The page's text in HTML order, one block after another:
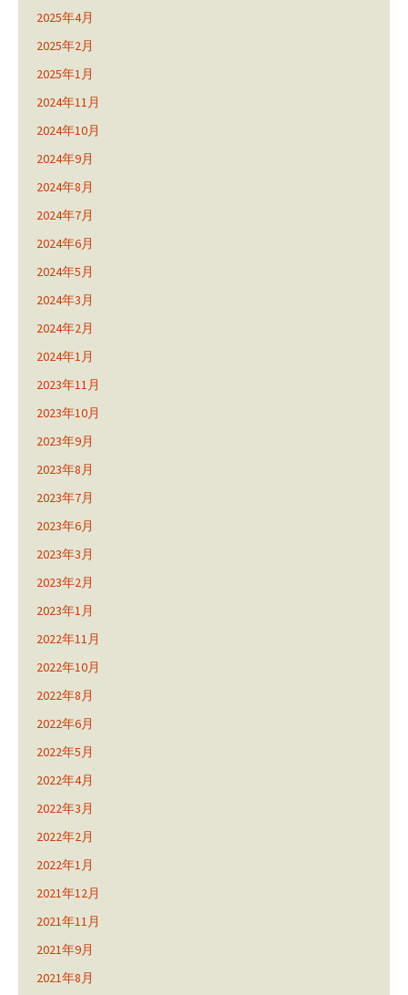
2025年4月
2025年2月
2025年1月
2024年11月
2024年10月
2024年9月
2024年8月
2024年7月
2024年6月
2024年5月
2024年3月
2024年2月
2024年1月
2023年11月
2023年10月
2023年9月
2023年8月
2023年7月
2023年6月
2023年3月
2023年2月
2023年1月
2022年11月
2022年10月
2022年8月
2022年6月
2022年5月
2022年4月
2022年3月
2022年2月
2022年1月
2021年12月
2021年11月
2021年9月
2021年8月